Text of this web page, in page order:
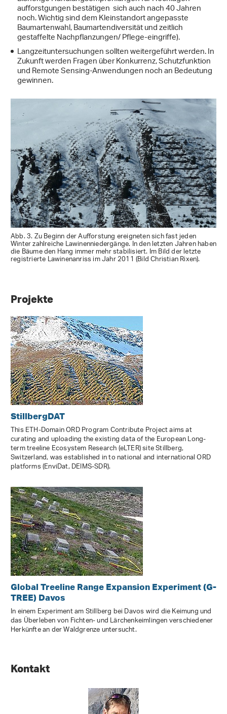
aufforstgungen bestätigen sich auch nach 40 Jahren
noch. Wichtig sind dem Kleinstandort angepasste
Baumartenwahl, Baumartendiversität und zeitlich
gestaffelte Nachpflanzungen/ Pflege-eingriffe).
Langzeituntersuchungen sollten weitergeführt werden. In
Zukunft werden Fragen über Konkurrenz, Schutzfunktion
und Remote Sensing-Anwendungen noch an Bedeutung
gewinnen.
Abb. 3. Zu Beginn der Aufforstung ereigneten sich fast jeden
Winter zahlreiche Lawinenniedergänge. In den letzten Jahren haben
die Bäume den Hang immer mehr stabilisiert. Im Bild der letzte
registrierte Lawinenanriss im Jahr 2011 (Bild Christian Rixen).
Projekte
StillbergDAT
This ETH-Domain ORD Program Contribute Project aims at
curating and uploading the existing data of the European Long-
term treeline Ecosystem Research (eLTER) site Stillberg,
Switzerland, was established in to national and international ORD
platforms (EnviDat, DEIMS-SDR).
Global Treeline Range Expansion Experiment (G-
TREE) Davos
In einem Experiment am Stillberg bei Davos wird die Keimung und
das Überleben von Fichten- und Lärchenkeimlingen verschiedener
Herkünfte an der Waldgrenze untersucht.
Kontakt